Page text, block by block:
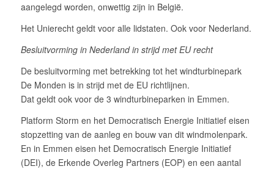
aangelegd worden, onwettig zijn in België.
Het Unierecht geldt voor alle lidstaten. Ook voor Nederland.
Besluitvorming in Nederland in strijd met EU recht
De besluitvorming met betrekking tot het windturbinepark
De Monden is in strijd met de EU richtlijnen.
Dat geldt ook voor de 3 windturbineparken in Emmen.
Platform Storm en het Democratisch Energie Initiatief eisen
stopzetting van de aanleg en bouw van dit windmolenpark.
En in Emmen eisen het Democratisch Energie Initiatief
(DEI), de Erkende Overleg Partners (EOP) en een aantal